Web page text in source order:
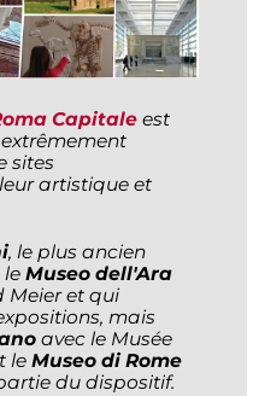
Capitale est
sites
artistique et
, le plus ancien
le Museo dell'Ara
Meier et qui
mais
avec le Musée
le Museo di Rome
du dispositif.